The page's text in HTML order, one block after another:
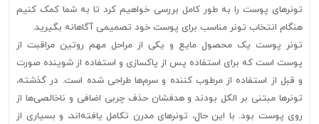
تونرهای پوست را به طور کامل بررسی خواهیم کرد تا به شما کمک کنیم
هنگام انتخاب تونر مناسب برای پوست خود تصمیمی آگاهانه بگیرید.
تونر پوست یک محصول مایع و یکی از مراحل مهم روتین مراقبت از
پوست است که برای استفاده پس از پاکسازی و استفاده از شوینده صورت
و قبل از استفاده از مرطوب کننده و سرم‌ها طراحی شده است. در گذشته،
تونرها مبتنی بر الکل بودند و هدفشان حذف چربی اضافی و ناخالصی‌ها از
روی پوست بود. با این حال، تونرهای مدرن تکامل یافته‌اند، و بسیاری از